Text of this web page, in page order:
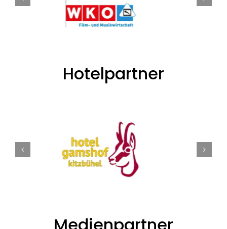
Hotelpartner